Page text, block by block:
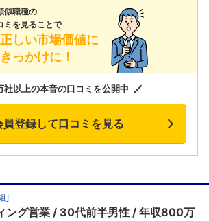
似職種の
ミを見ることで
しい市場価値に
っかけに！
以上の本音の口コミを公開中
員登録して口コミを見る
]
ング営業 30代前半男性 年収800万